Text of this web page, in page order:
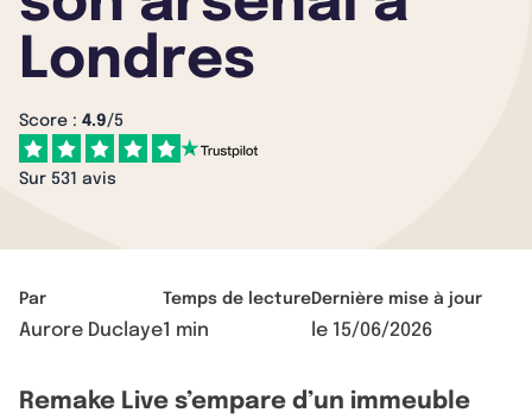
Londres
Score : 4.9/5
Sur 531 avis
Par
Aurore Duclaye
Temps de lecture
1 min
Dernière mise à jour
le 15/06/2026
Remake Live s’empare d’un immeuble